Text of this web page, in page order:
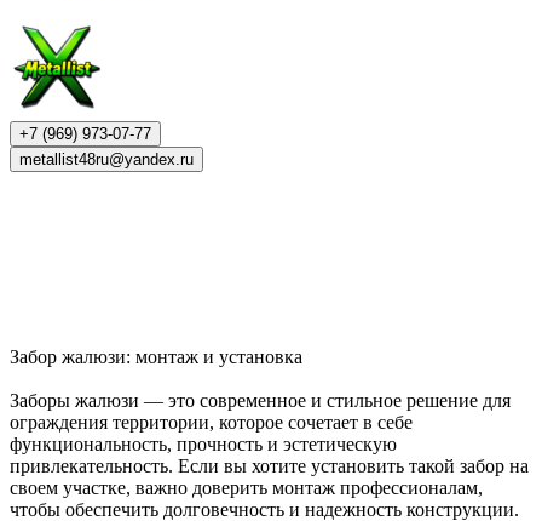
+7 (969) 973-07-77
metallist48ru@yandex.ru
Забор жалюзи: монтаж и установка
Заборы жалюзи — это современное и стильное решение для
ограждения территории, которое сочетает в себе
функциональность, прочность и эстетическую
привлекательность. Если вы хотите установить такой забор на
своем участке, важно доверить монтаж профессионалам,
чтобы обеспечить долговечность и надежность конструкции.